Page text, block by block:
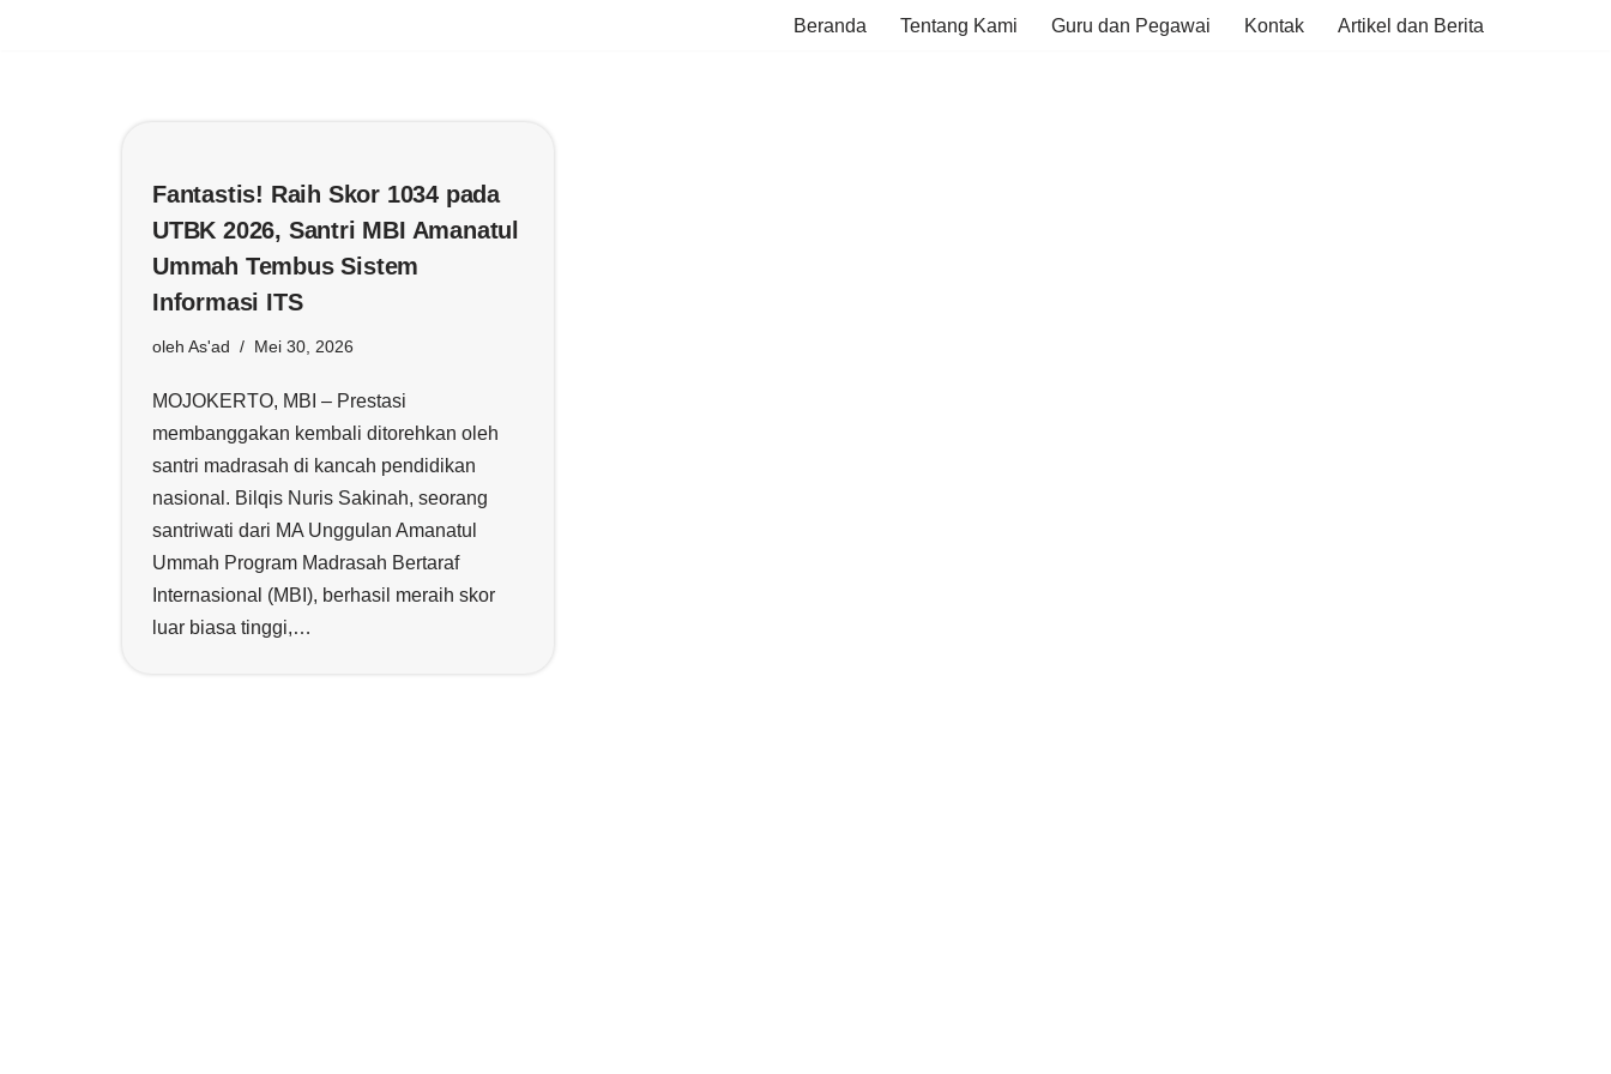
Beranda Tentang Kami Guru dan Pegawai Kontak Artikel dan Berita
Fantastis! Raih Skor 1034 pada
UTBK 2026, Santri MBI Amanatul
Ummah Tembus Sistem
Informasi ITS
oleh As'ad Mei 30, 2026
MOJOKERTO, MBI – Prestasi
membanggakan kembali ditorehkan oleh
santri madrasah di kancah pendidikan
nasional. Bilqis Nuris Sakinah, seorang
santriwati dari MA Unggulan Amanatul
Ummah Program Madrasah Bertaraf
Internasional (MBI), berhasil meraih skor
luar biasa tinggi,…